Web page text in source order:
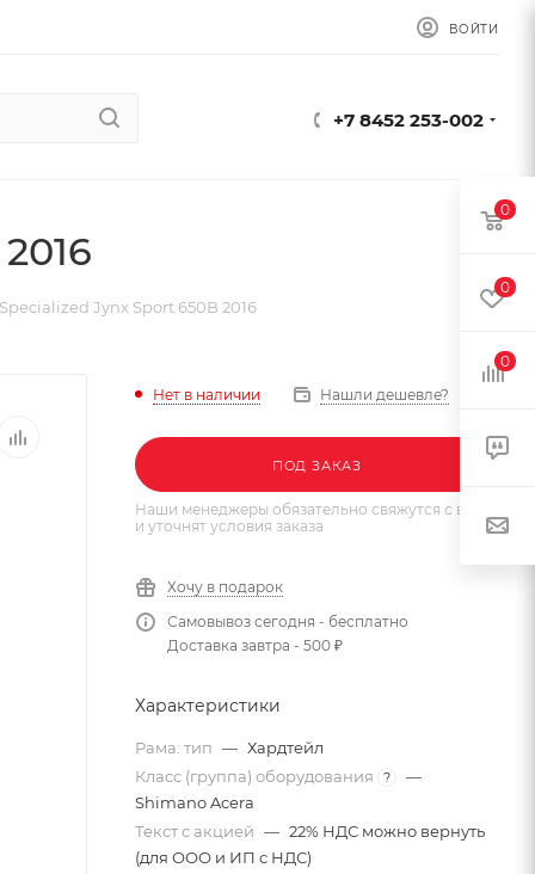
ВОЙТИ
+7 8452 253-002
Jynx Sport 650B 2016
Нет в наличии Нашли дешевле?
ПОД ЗАКАЗ
Наши менеджеры обязательно свяжутся с вами
и уточнят условия заказа
Хочу в подарок
Самовывоз сегодня - бесплатно
Доставка завтра - 500 ₽
Характеристики
Рама: тип — Хардтейл
Класс (группа) оборудования
?
—
Shimano Acera
Текст с акцией — 22% НДС можно вернуть
(для ООО и ИП с НДС)
0
0
0